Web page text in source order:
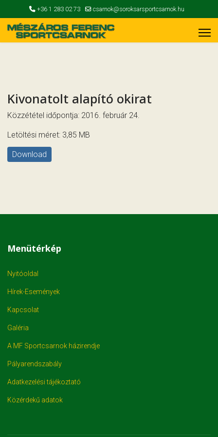
+36 1 283 02 73 csarnok@soroksarsportcsarnok.hu
Kivonatolt alapító okirat
Közzététel időpontja: 2016. február 24.
Letöltési méret: 3,85 MB
Download
Menütérkép
Nyitóoldal
Hírek-Események
Kapcsolat
Galéria
A MF Sportcsarnok házirendje
Pályarendszabály
Adatkezelési tájékoztató
Közérdekű adatok